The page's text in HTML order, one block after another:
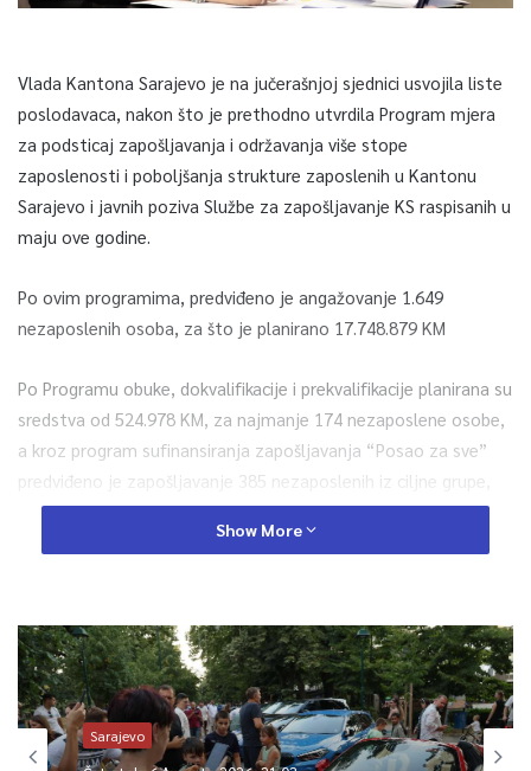
Vlada Kantona Sarajevo je na jučerašnjoj sjednici usvojila liste
poslodavaca, nakon što je prethodno utvrdila Program mjera
za podsticaj zapošljavanja i održavanja više stope
zaposlenosti i poboljšanja strukture zaposlenih u Kantonu
Sarajevo i javnih poziva Službe za zapošljavanje KS raspisanih u
maju ove godine.
Po ovim programima, predviđeno je angažovanje 1.649
nezaposlenih osoba, za što je planirano 17.748.879 KM
Po Programu obuke, dokvalifikacije i prekvalifikacije planirana su
sredstva od 524.978 KM, za najmanje 174 nezaposlene osobe,
a kroz program sufinansiranja zapošljavanja “Posao za sve”
predviđeno je zapošljavanje 385 nezaposlenih iz ciljne grupe,
za što je osigurano 2.313.163 KM.
utrošeno 600.000 KM. Program sufinansiranja zapošljavanja NK
PK i NSS kadra predviđa zapošljavanje 200 nezaposlenih osoba,
za što je osigurano 1.920.000 KM
Planirana sredstva za Program sufinansiranja 100 mladih
Show More
Sarajevo